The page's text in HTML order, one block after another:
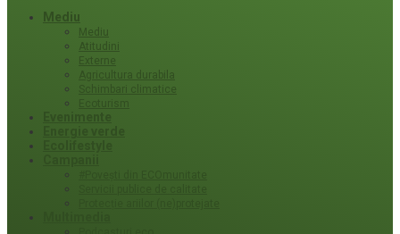
Mediu
Mediu
Atitudini
Externe
Agricultura durabila
Schimbari climatice
Ecoturism